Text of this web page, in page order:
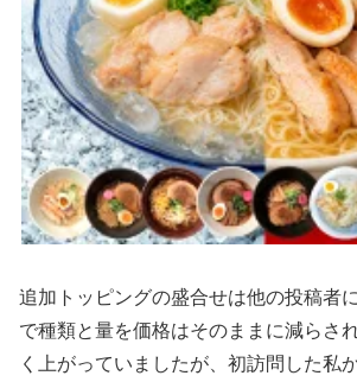
追加トッピングの盛合せは他の投稿者
で種類と量を価格はそのままに減らさ
く上がっていましたが、初訪問した私